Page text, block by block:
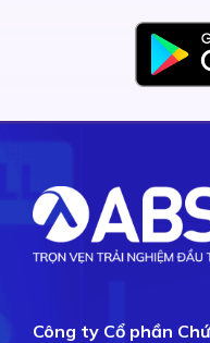
Công ty Cổ phần